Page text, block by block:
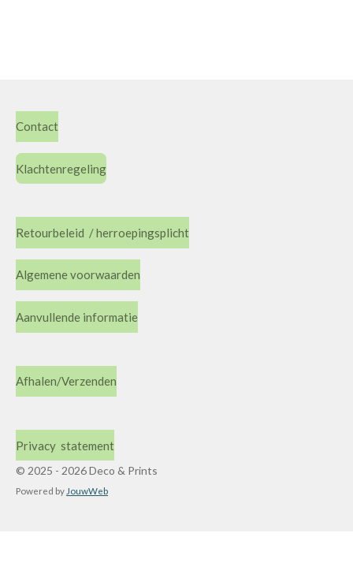
Contact
Klachtenregeling
Retourbeleid / herroepingsplicht
Algemene voorwaarden
Aanvullende informatie
Afhalen/Verzenden
Privacy statement
© 2025 - 2026 Deco & Prints
Powered by JouwWeb